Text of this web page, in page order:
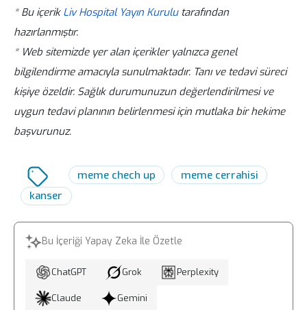
bulunan kişilerde kontroller daha erken
yaşta başlatılabilir.
sürer. Erken tanı sağlaması nedeniyle
düzenli mamografi taraması büyük önem
taşır.
ciltte kızarıklık veya çekinti, meme
başında akıntı ya da şekil değişikliği gibi
belirtiler fark edildiğinde zaman
kaybetmeden bir uzmana
başvurulmalıdır. Erken değerlendirme,
olası risklerin hızlı şekilde yönetilmesini
sağlar.
* Bu içerik Liv Hospital Yayın Kurulutarafından
hazırlanmıştır.
* Web sitemizde yer alan içerikler yalnızca genel
bilgilendirme amacıyla sunulmaktadır. Tanı ve tedavi süreci
kişiye özeldir. Sağlık durumunuzun değerlendirilmesi ve
uygun tedavi planının belirlenmesi için mutlaka bir hekime
başvurunuz.
meme chech up
meme cerrahisi
kanser
Bu İçeriği Yapay Zeka İle Özetle
ChatGPT Grok Perplexity
Claude Gemini